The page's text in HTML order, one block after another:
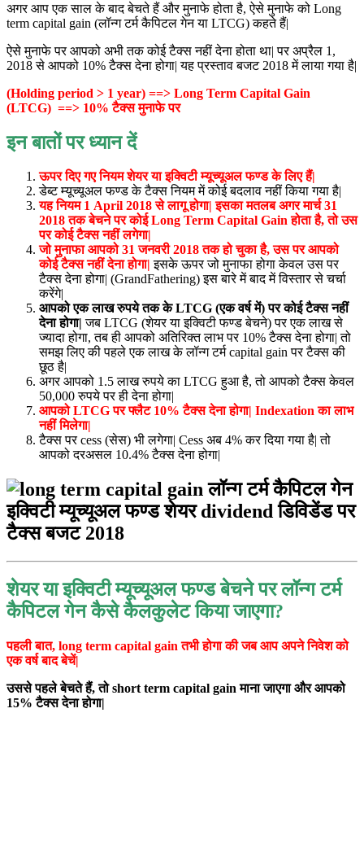
अगर आप एक साल के बाद बेचते हैं और मुनाफे होता है, ऐसे मुनाफे को Long
term capital gain (लॉन्ग टर्म कैपिटल गेन या LTCG) कहते हैं|
ऐसे मुनाफे पर आपको अभी तक कोई टैक्स नहीं देना होता था| पर अप्रैल 1,
2018 से आपको 10% टैक्स देना होगा| यह प्रस्ताव बजट 2018 में लाया गया है|
(Holding period > 1 year) ==> Long Term Capital Gain
(LTCG) ==> 10% टैक्स मुनाफे पर
इन बातों पर ध्यान दें
ऊपर दिए गए नियम शेयर या इक्विटी म्यूच्यूअल फण्ड के लिए हैं|
डेब्ट म्यूच्यूअल फण्ड के टैक्स नियम में कोई बदलाव नहीं किया गया है|
यह नियम 1 April 2018 से लागू होगा| इसका मतलब अगर मार्च 31
2018 तक बेचने पर कोई Long Term Capital Gain होता है, तो उस
पर कोई टैक्स नहीं लगेगा|
जो मुनाफा आपको 31 जनवरी 2018 तक हो चुका है, उस पर आपको
कोई टैक्स नहीं देना होगा| इसके ऊपर जो मुनाफा होगा केवल उस पर
टैक्स देना होगा| (GrandFathering) इस बारे में बाद में विस्तार से चर्चा
करेंगे|
आपको एक लाख रुपये तक केLTCG (एक वर्ष में) पर कोई टैक्स नहीं
देना होगा| जब LTCG (शेयर या इक्विटी फण्ड बेचने) पर एक लाख से
ज्यादा होगा, तब ही आपको अतिरिक्त लाभ पर 10% टैक्स देना होगा| तो
समझ लिए की पहले एक लाख के लॉन्ग टर्म capital gain पर टैक्स की
छूठ है|
अगर आपको 1.5 लाख रुपये का LTCG हुआ है, तो आपको टैक्स केवल
50,000 रुपये पर ही देना होगा|
आपको LTCG पर फ्लैट 10% टैक्स देना होगा| Indexation का लाभ
नहीं मिलेगा|
टैक्स पर cess (सेस) भी लगेगा| Cess अब 4% कर दिया गया है| तो
आपको दरअसल 10.4% टैक्स देना होगा|
शेयर या इक्विटी म्यूच्यूअल फण्ड बेचने पर लॉन्ग टर्म
कैपिटल गेन कैसे कैलकुलेट किया जाएगा?
पहली बात, long term capital gain तभी होगा की जब आप अपने निवेश को
एक वर्ष बाद बेचें|
उससे पहले बेचते हैं, तो short term capital gain माना जाएगा और आपको
15% टैक्स देना होगा|